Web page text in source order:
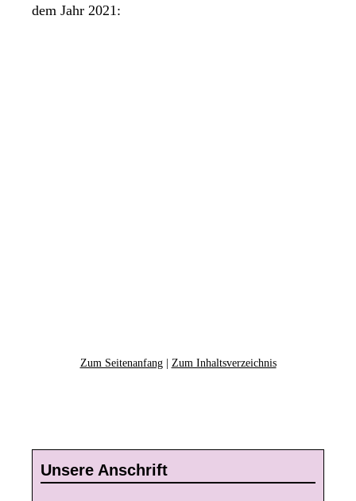
dem Jahr 2021:
Zum Seitenanfang| Zum Inhaltsverzeichnis
Unsere Anschrift